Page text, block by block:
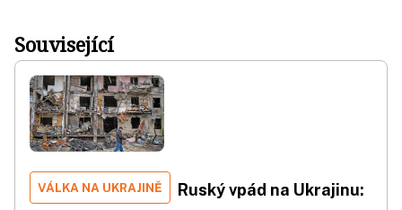
Související
VÁLKA NA UKRAJINĚ
Ruský vpád na Ukrajinu: